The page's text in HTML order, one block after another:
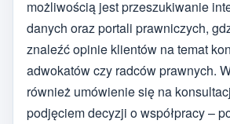
możliwością jest przeszukiwanie
danych oraz portali prawniczych,
znaleźć opinie klientów na temat
adwokatów czy radców prawnych.
również umówienie się na
podjęciem decyzji o współpracy –